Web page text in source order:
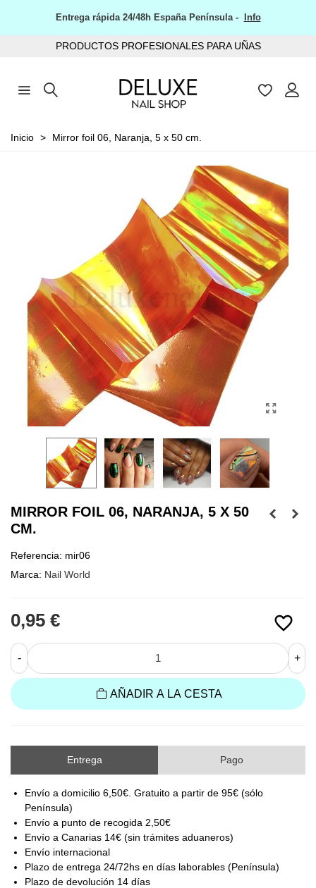
Entrega rápida 24/48h España Península - Info
PRODUCTOS PROFESIONALES PARA UÑAS
Inicio > Mirror foil 06, Naranja, 5 x 50 cm.
MIRROR FOIL 06, NARANJA, 5 X 50
CM.
Referencia: mir06
Marca: Nail World
favorite_border
0,95 €
- +
AÑADIR A LA CESTA
Entrega Pago
Envío a domicilio 6,50€. Gratuito a partir de 95€ (sólo
Península)
Envío a punto de recogida 2,50€
Envío a Canarias 14€ (sin trámites aduaneros)
Envío internacional
Plazo de entrega 24/72hs en días laborables (Península)
Plazo de devolución 14 días